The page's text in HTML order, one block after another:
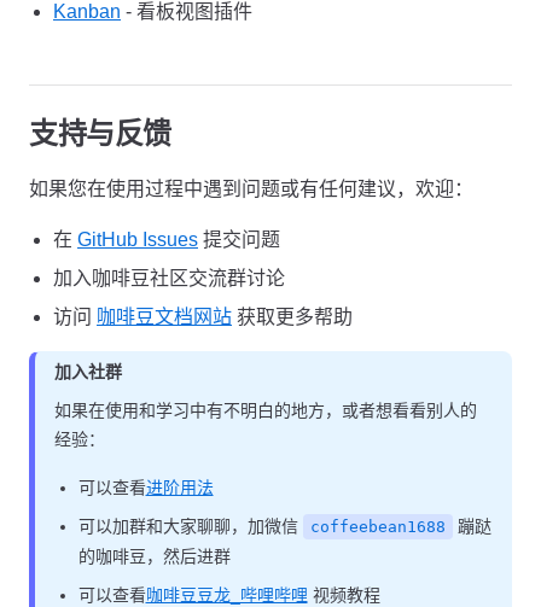
Kanban - 看板视图插件
支持与反馈
如果您在使用过程中遇到问题或有任何建议，欢迎：
在 GitHub Issues 提交问题
加入咖啡豆社区交流群讨论
访问 咖啡豆文档网站 获取更多帮助
加入社群
如果在使用和学习中有不明白的地方，或者想看看别人的
经验：
可以查看进阶用法
可以加群和大家聊聊，加微信
coffeebean1688
蹦跶
的咖啡豆，然后进群
可以查看咖啡豆豆龙_哔哩哔哩 视频教程